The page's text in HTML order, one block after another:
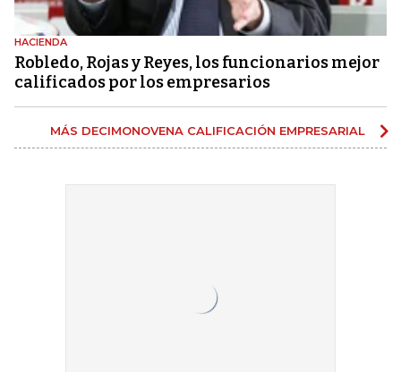
HACIENDA
Robledo, Rojas y Reyes, los funcionarios mejor
calificados por los empresarios
MÁS DECIMONOVENA CALIFICACIÓN EMPRESARIAL